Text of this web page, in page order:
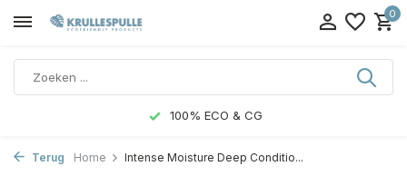
0
100% ECO & CG
Terug Home Intense Moisture Deep Conditio...